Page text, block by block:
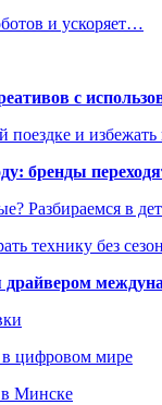
и ускоряет…
с
поездке и
бренды
Разбираемся в
технику без
в цифровом мире
в Минске